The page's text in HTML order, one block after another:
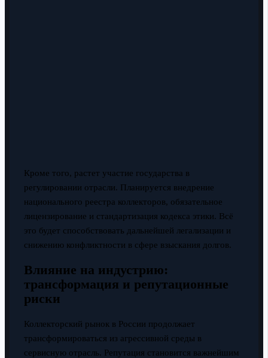
Кроме того, растет участие государства в
регулировании отрасли. Планируется внедрение
национального реестра коллекторов, обязательное
лицензирование и стандартизация кодекса этики. Всё
это будет способствовать дальнейшей легализации и
снижению конфликтности в сфере взыскания долгов.
Влияние на индустрию:
трансформация и репутационные
риски
Коллекторский рынок в России продолжает
трансформироваться из агрессивной среды в
сервисную отрасль. Репутация становится важнейшим